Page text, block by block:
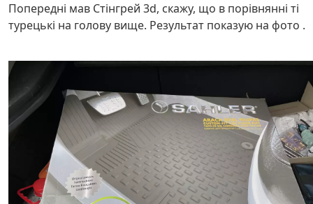
Попередні мав Стінгрей 3d, скажу, що в порівнянні ті
турецькі на голову вище. Результат показую на фото .